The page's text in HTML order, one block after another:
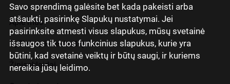
Savo sprendimą galėsite bet kada pakeisti arba
atšaukti, pasirinkę Slapukų nustatymai. Jei
pasirinksite atmesti visus slapukus, mūsų svetainė
išsaugos tik tuos funkcinius slapukus, kurie yra
būtini, kad svetainė veiktų ir būtų saugi, ir kuriems
nereikia jūsų leidimo.
Apie mus
Ryšiai su investuotojais
Žiniasklaidai